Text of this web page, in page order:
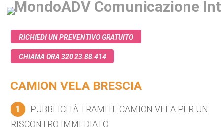
RICHIEDI UN PREVENTIVO GRATUITO
CHIAMA ORA 320 23.88.414
CAMION VELA BRESCIA
1
PUBBLICITÀ TRAMITE CAMION VELA PER UN
RISCONTRO IMMEDIATO